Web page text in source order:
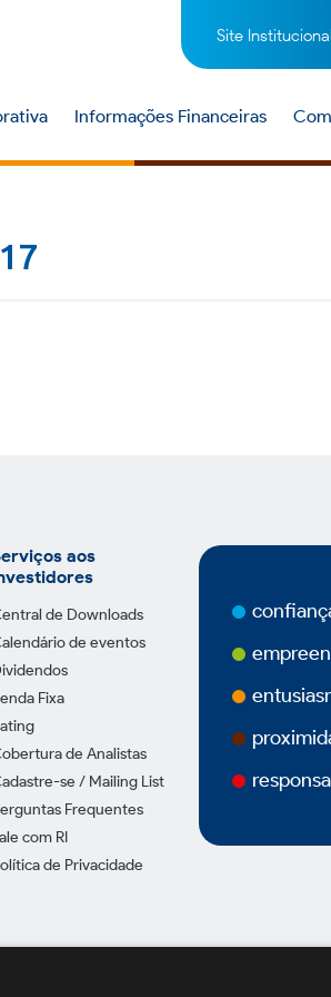
Site Institucional
Informações Financeiras
aos
de Downloads
de eventos
Fixa
de Analistas
se / Mailing List
Frequentes
com RI
de Privacidade